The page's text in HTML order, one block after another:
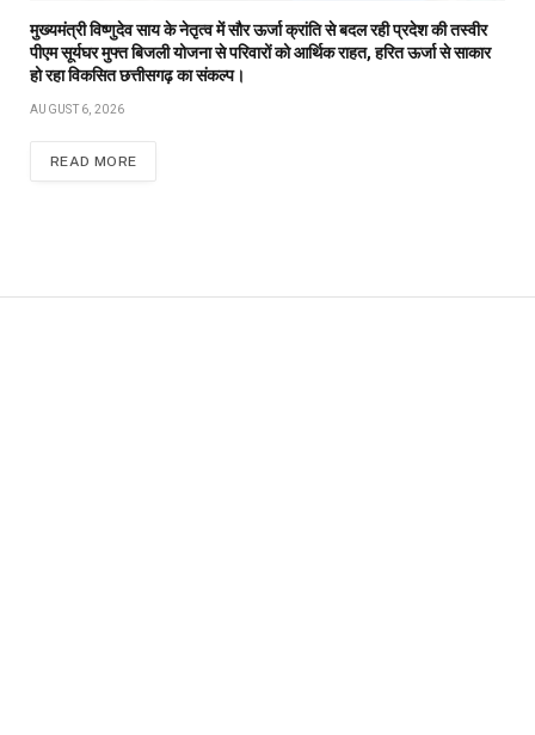
मुख्यमंत्री विष्णुदेव साय के नेतृत्व में सौर ऊर्जा क्रांति से बदल रही प्रदेश की तस्वीर
पीएम सूर्यघर मुफ्त बिजली योजना से परिवारों को आर्थिक राहत, हरित ऊर्जा से साकार
हो रहा विकसित छत्तीसगढ़ का संकल्प।
AUGUST 6, 2026
READ MORE